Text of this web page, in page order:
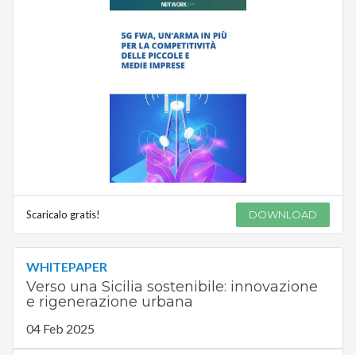
Scaricalo gratis! DOWNLOAD
WHITEPAPER
Verso una Sicilia sostenibile: innovazione
e rigenerazione urbana
04 Feb 2025